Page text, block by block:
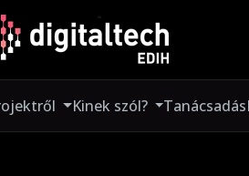
Kinek szól? Tanácsadás